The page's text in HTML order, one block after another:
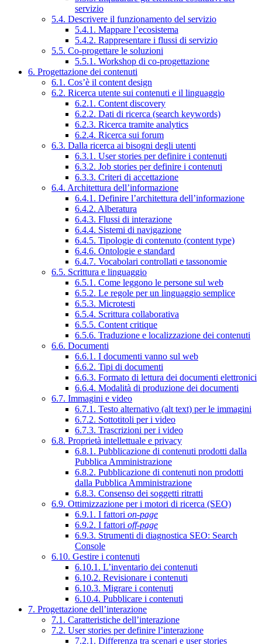
servizio
5.4. Descrivere il funzionamento del servizio
5.4.1. Mappare l’ecosistema
5.4.2. Rappresentare i flussi di servizio
5.5. Co-progettare le soluzioni
5.5.1. Workshop di co-progettazione
6. Progettazione dei contenuti
6.1. Cos’è il content design
6.2. Ricerca utente sui contenuti e il linguaggio
6.2.1. Content discovery
6.2.2. Dati di ricerca (search keywords)
6.2.3. Ricerca tramite analytics
6.2.4. Ricerca sui forum
6.3. Dalla ricerca ai bisogni degli utenti
6.3.1. User stories per definire i contenuti
6.3.2. Job stories per definire i contenuti
6.3.3. Criteri di accettazione
6.4. Architettura dell’informazione
6.4.1. Definire l’architettura dell’informazione
6.4.2. Alberatura
6.4.3. Flussi di interazione
6.4.4. Sistemi di navigazione
6.4.5. Tipologie di contenuto (content type)
6.4.6. Ontologie e standard
6.4.7. Vocabolari controllati e tassonomie
6.5. Scrittura e linguaggio
6.5.1. Come leggono le persone sul web
6.5.2. Le regole per un linguaggio semplice
6.5.3. Microtesti
6.5.4. Scrittura collaborativa
6.5.5. Content critique
6.5.6. Traduzione e localizzazione dei contenuti
6.6. Documenti
6.6.1. I documenti vanno sul web
6.6.2. Tipi di documenti
6.6.3. Formato di lettura dei documenti elettronici
6.6.4. Modalità di produzione dei documenti
6.7. Immagini e video
6.7.1. Testo alternativo (alt text) per le immagini
6.7.2. Sottotitoli per i video
6.7.3. Trascrizioni per i video
6.8. Proprietà intellettuale e privacy
6.8.1. Pubblicazione di contenuti prodotti dalla
Pubblica Amministrazione
6.8.2. Pubblicazione di contenuti non prodotti
dalla Pubblica Amministrazione
6.8.3. Consenso dei soggetti ritratti
6.9. Ottimizzazione per i motori di ricerca (SEO)
6.9.1. I fattori on-page
6.9.2. I fattori off-page
6.9.3. Strumenti di diagnostica SEO: Search
Console
6.10. Gestire i contenuti
6.10.1. L’inventario dei contenuti
6.10.2. Revisionare i contenuti
6.10.3. Migrare i contenuti
6.10.4. Pubblicare i contenuti
7. Progettazione dell’interazione
7.1. Caratteristiche dell’interazione
7.2. User stories per definire l’interazione
7.2.1. Differenza tra scenari e user stories